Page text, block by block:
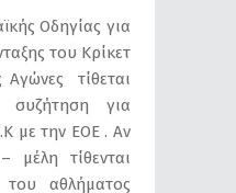
Οδηγίας για
του Κρίκετ
τίθεται
για
με την ΕΟΕ . Αν
μέλη τίθενται
αθλήματος